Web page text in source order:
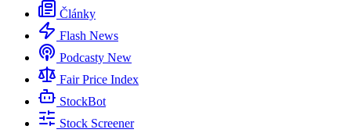
Články
Flash News
Podcasty New
Fair Price Index
StockBot
Stock Screener